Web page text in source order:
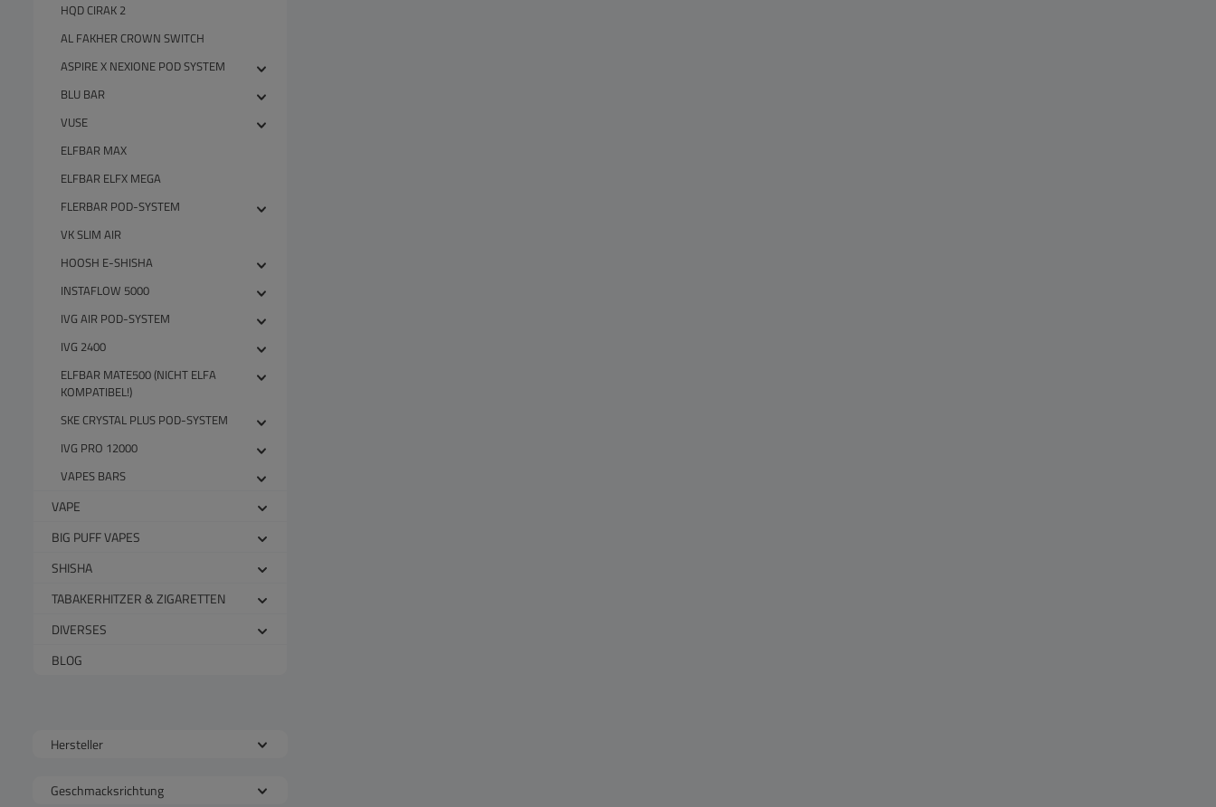
HQD CIRAK 2
AL FAKHER CROWN SWITCH
ASPIRE X NEXIONE POD SYSTEM
BLU BAR
VUSE
ELFBAR MAX
ELFBAR ELFX MEGA
FLERBAR POD-SYSTEM
VK SLIM AIR
HOOSH E-SHISHA
INSTAFLOW 5000
IVG AIR POD-SYSTEM
IVG 2400
ELFBAR MATE500 (NICHT ELFA
KOMPATIBEL!)
SKE CRYSTAL PLUS POD-SYSTEM
IVG PRO 12000
VAPES BARS
VAPE
BIG PUFF VAPES
SHISHA
TABAKERHITZER & ZIGARETTEN
DIVERSES
BLOG
Hersteller
Geschmacksrichtung